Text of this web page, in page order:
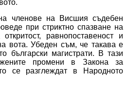
членове на Висшия съдебен
при стриктно спазване на
равнопоставеност и
вота. Убеден съм, че такава е
български магистрати. В тази
промени в Закона за
се разглеждат в Народното